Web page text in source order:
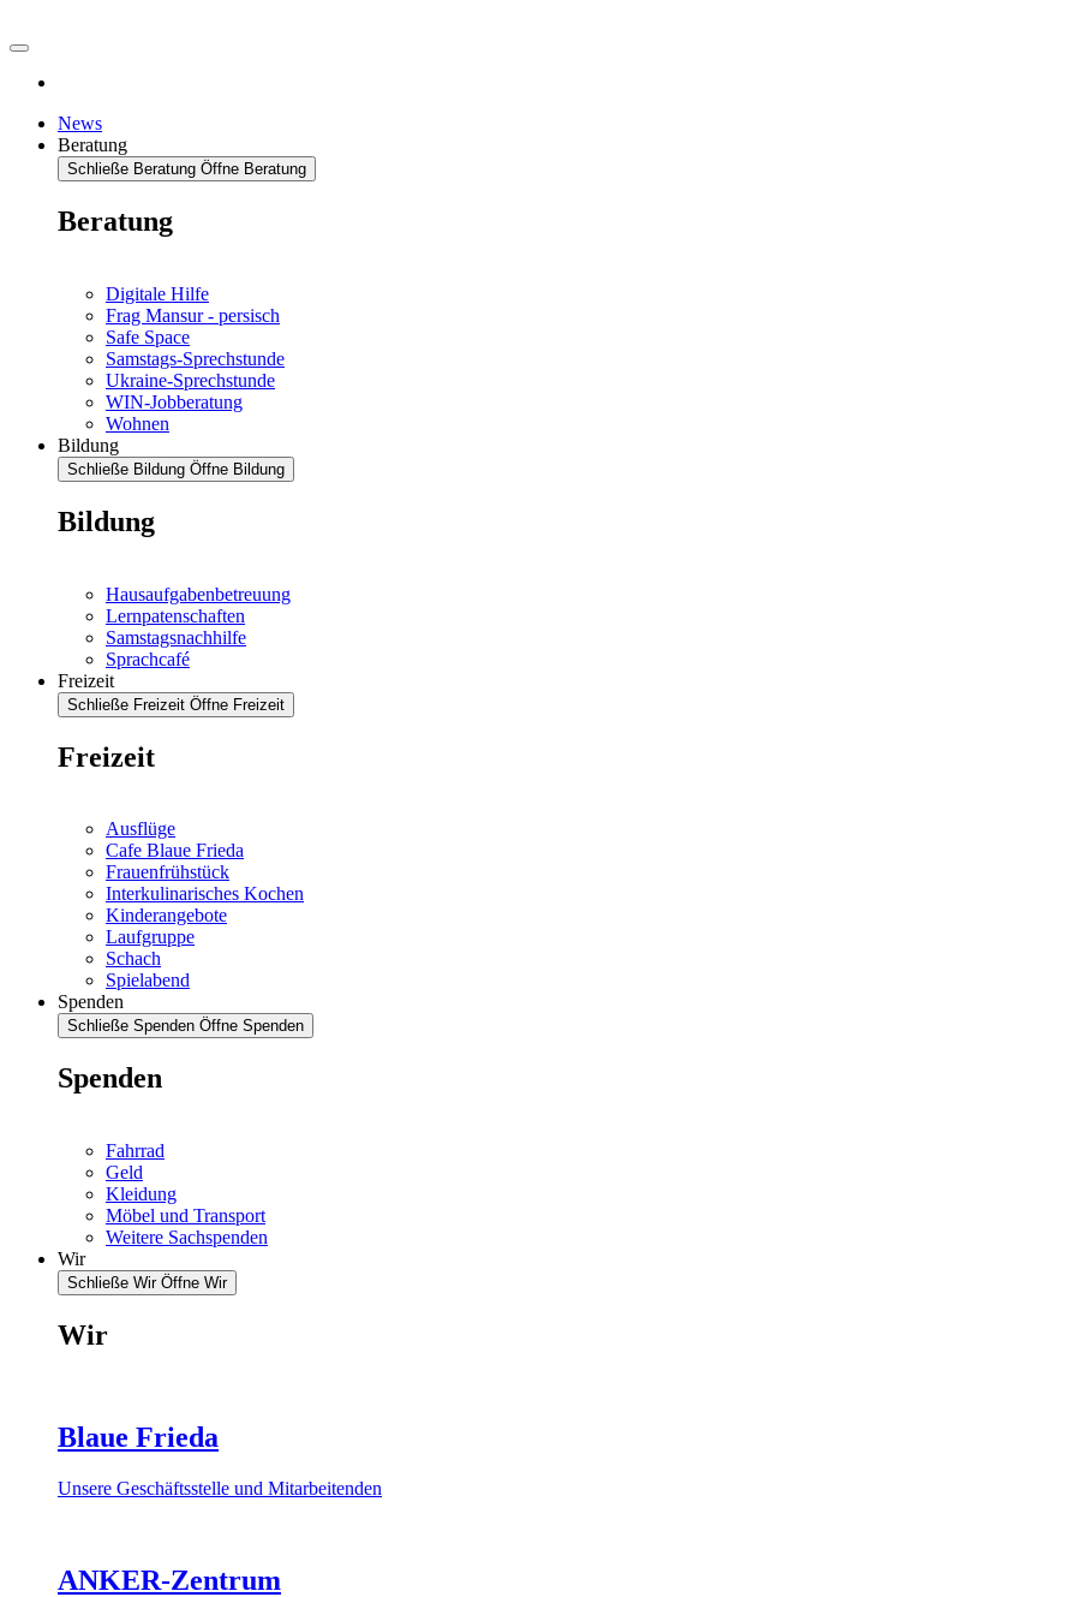
News
Beratung
Schließe Beratung Öffne Beratung
Beratung
Digitale Hilfe
Frag Mansur - persisch
Safe Space
Samstags-Sprechstunde
Ukraine-Sprechstunde
WIN-Jobberatung
Wohnen
Bildung
Schließe Bildung Öffne Bildung
Bildung
Hausaufgabenbetreuung
Lernpatenschaften
Samstagsnachhilfe
Sprachcafé
Freizeit
Schließe Freizeit Öffne Freizeit
Freizeit
Ausflüge
Cafe Blaue Frieda
Frauenfrühstück
Interkulinarisches Kochen
Kinderangebote
Laufgruppe
Schach
Spielabend
Spenden
Schließe Spenden Öffne Spenden
Spenden
Fahrrad
Geld
Kleidung
Möbel und Transport
Weitere Sachspenden
Wir
Schließe Wir Öffne Wir
Wir
Blaue Frieda
Unsere Geschäftsstelle und Mitarbeitenden
ANKER-Zentrum